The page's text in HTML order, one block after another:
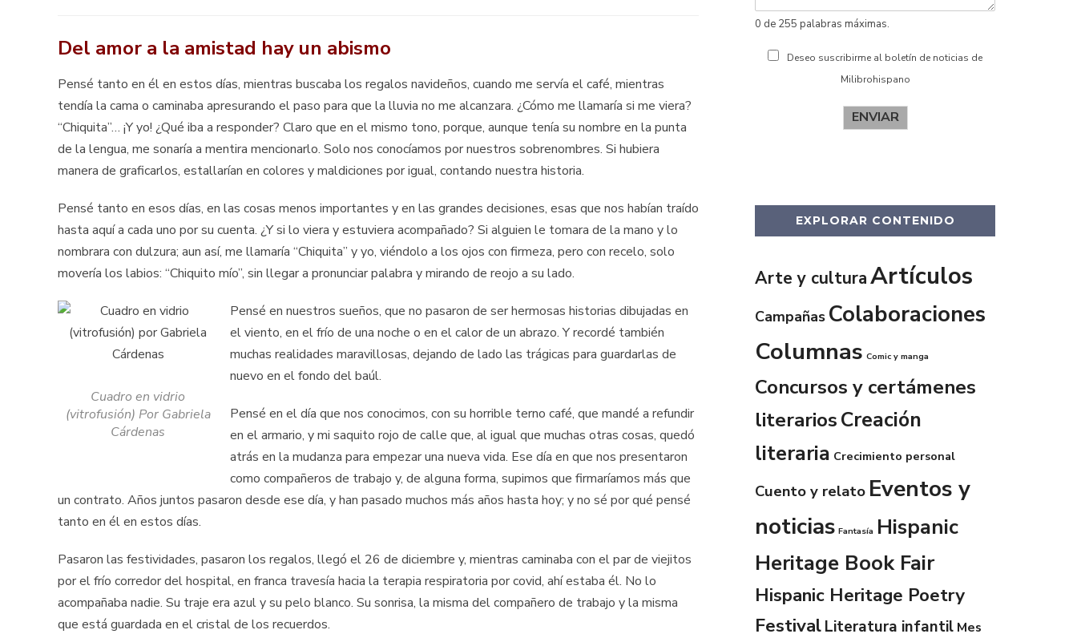
Del amor a la amistad hay un abismo
Pensé tanto en él en estos días, mientras buscaba los regalos navideños, cuando me servía el café, mientras
tendía la cama o caminaba apresurando el paso para que la lluvia no me alcanzara. ¿Cómo me llamaría si me viera?
“Chiquita”… ¡Y yo! ¿Qué iba a responder? Claro que en el mismo tono, porque, aunque tenía su nombre en la punta
de la lengua, me sonaría a mentira mencionarlo. Solo nos conocíamos por nuestros sobrenombres. Si hubiera
manera de graficarlos, estallarían en colores y maldiciones por igual, contando nuestra historia.
Pensé tanto en esos días, en las cosas menos importantes y en las grandes decisiones, esas que nos habían traído
hasta aquí a cada uno por su cuenta. ¿Y si lo viera y estuviera acompañado? Si alguien le tomara de la mano y lo
nombrara con dulzura; aun así, me llamaría “Chiquita” y yo, viéndolo a los ojos con firmeza, pero con recelo, solo
movería los labios: “Chiquito mío”, sin llegar a pronunciar palabra y mirando de reojo a su lado.
Cuadro en vidrio
(vitrofusión) Por Gabriela
Cárdenas
Pensé en nuestros sueños, que no pasaron de ser hermosas historias dibujadas en
el viento, en el frío de una noche o en el calor de un abrazo. Y recordé también
muchas realidades maravillosas, dejando de lado las trágicas para guardarlas de
nuevo en el fondo del baúl.
Pensé en el día que nos conocimos, con su horrible terno café, que mandé a refundir
en el armario, y mi saquito rojo de calle que, al igual que muchas otras cosas, quedó
atrás en la mudanza para empezar una nueva vida. Ese día en que nos presentaron
como compañeros de trabajo y, de alguna forma, supimos que firmaríamos más que
un contrato. Años juntos pasaron desde ese día, y han pasado muchos más años hasta hoy; y no sé por qué pensé
tanto en él en estos días.
Pasaron las festividades, pasaron los regalos, llegó el 26 de diciembre y, mientras caminaba con el par de viejitos
por el frío corredor del hospital, en franca travesía hacia la terapia respiratoria por covid, ahí estaba él. No lo
acompañaba nadie. Su traje era azul y su pelo blanco. Su sonrisa, la misma del compañero de trabajo y la misma
que está guardada en el cristal de los recuerdos.
0 de 255 palabras máximas.
Deseo suscribirme al boletín de noticias de
Milibrohispano
ENVIAR
EXPLORAR CONTENIDO
Arte y culturaArtículos
Campañas Colaboraciones
Columnas Comic y manga
Concursos y certámenes
literariosCreación
literaria Crecimiento personal
Cuento y relato Eventos y
noticias Fantasía Hispanic
Heritage Book Fair
Hispanic Heritage Poetry
FestivalLiteratura infantil Mes